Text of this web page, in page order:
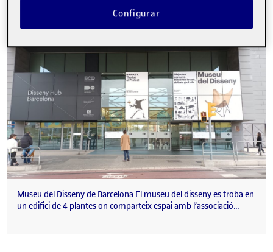
Kenia Rodriguez Serrano
Museu del Disseny de Barcelona El museu del disseny es troba en
un edifici de 4 plantes on comparteix espai amb l’associació…
Configurar